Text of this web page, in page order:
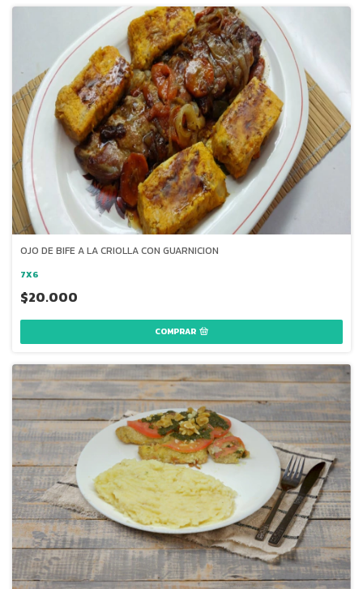
OJO DE BIFE A LA CRIOLLA CON GUARNICION
7X6
$20.000
COMPRAR